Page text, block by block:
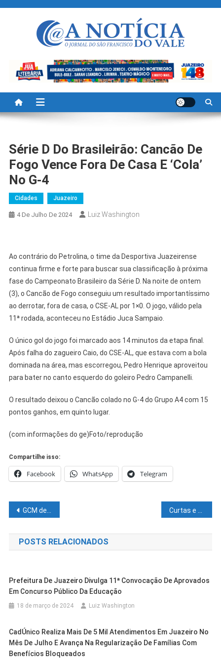
A Noticia Do Vale
Série D Do Brasileirão: Cancão De
Fogo Vence Fora De Casa E ‘cola’
No G-4
Cidades Juazeiro
4 De Julho De 2024 Luiz Washington
Ao contrário do Petrolina, o time da Desportiva Juazeirense
continua firme e forte para buscar sua classificação à próxima
fase do Campeonato Brasileiro da Série D. Na noite de ontem
(3), o Cancão de Fogo conseguiu um resultado importantíssimo
ao derrotar, fora de casa, o CSE-AL por 1×0. O jogo, válido pela
11ª rodada, aconteceu no Estádio Juca Sampaio.
O único gol do jogo foi marcado aos 14 minutos da etapa final.
Após falha do zagueiro Caio, do CSE-AL, que estava com a bola
dominada na área, mas escorregou, Pedro Henrique aproveitou
para bater no canto esquerdo do goleiro Pedro Campanelli.
O resultado deixou o Cancão colado no G-4 do Grupo A4 com 15
pontos ganhos, em quinto lugar.
(com informações do ge)Foto/reprodução
Compartilhe isso:
Facebook WhatsApp Telegram
Navegação
de
Post
GCM de Petrolina inicia testes com viatura elétrica Curtas e Boas
POSTS RELACIONADOS
Prefeitura De Juazeiro Divulga 11ª Convocação De Aprovados
Em Concurso Público Da Educação
18 de março de 2024 Luiz Washington
CadÚnico Realiza Mais De 5 Mil Atendimentos Em Juazeiro No
Mês De Julho E Avança Na Regularização De Famílias Com
Benefícios Bloqueados